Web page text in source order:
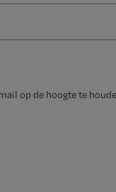
op de hoogte te